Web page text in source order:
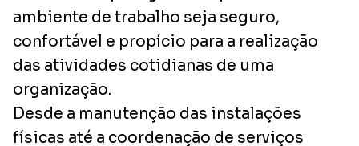
ambiente de trabalho seja seguro,
confortável e propício para a realização
das atividades cotidianas de uma
organização.
Desde a manutenção das instalações
físicas até a coordenação de serviços